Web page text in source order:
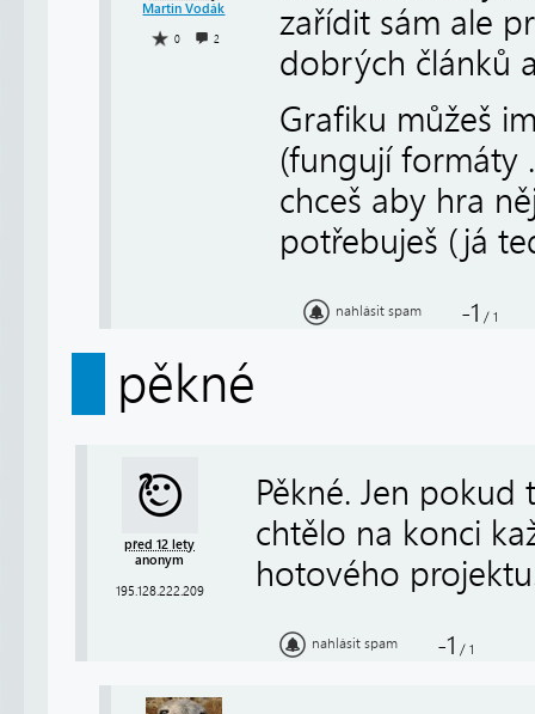
Martin Vodák
0 2
zařídit sám ale
dobrých článků
Grafiku můžeš
(fungují formáty
chceš aby hra
potřebuješ (já
nahlásit spam -1 / 1
pěkné
před 12 lety
anonym
195.128.222.209
Pěkné. Jen
chtělo na konci
hotového
nahlásit spam -1 / 1